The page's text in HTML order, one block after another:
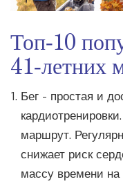
Топ‑10
41‑летних
Бег - простая и
маршрут.
снижает риск
массу времени